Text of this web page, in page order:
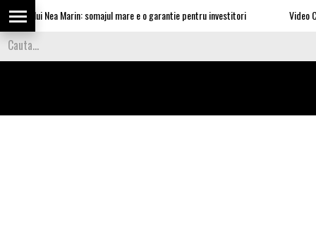
lui Nea Marin: somajul mare e o garantie pentru investitori Video Cea